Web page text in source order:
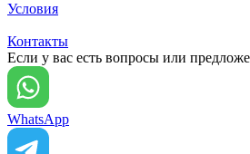
Условия
Контакты
Если у вас есть вопросы или
WhatsApp